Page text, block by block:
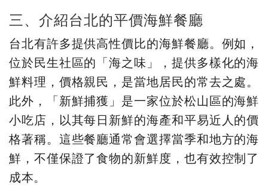
三、介紹台北的平價海鮮餐廳
台北有許多提供高性價比的海鮮餐廳。例如，
位於民生社區的「海之味」，提供多樣化的海
鮮料理，價格親民，是當地居民的常去之處。
此外，「新鮮捕獲」是一家位於松山區的海鮮
小吃店，以其每日新鮮的海產和平易近人的價
格著稱。這些餐廳通常會選擇當季和地方的海
鮮，不僅保證了食物的新鮮度，也有效控制了
成本。